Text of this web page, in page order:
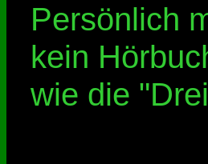
Persönlich
kein
wie die